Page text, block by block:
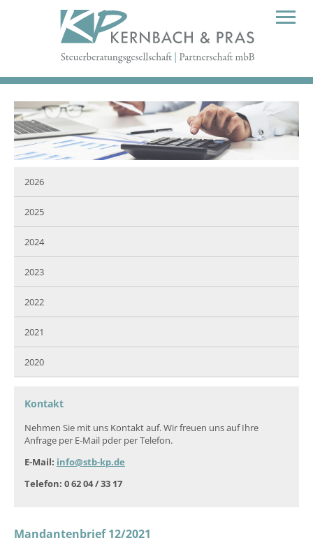
2026
2025
2024
2023
2022
2021
2020
Kontakt
Nehmen Sie mit uns Kontakt auf. Wir freuen uns auf Ihre
Anfrage per E-Mail pder per Telefon.
E-Mail: info@stb-kp.de
Telefon: 0 62 04 / 33 17
Mandantenbrief 12/2021